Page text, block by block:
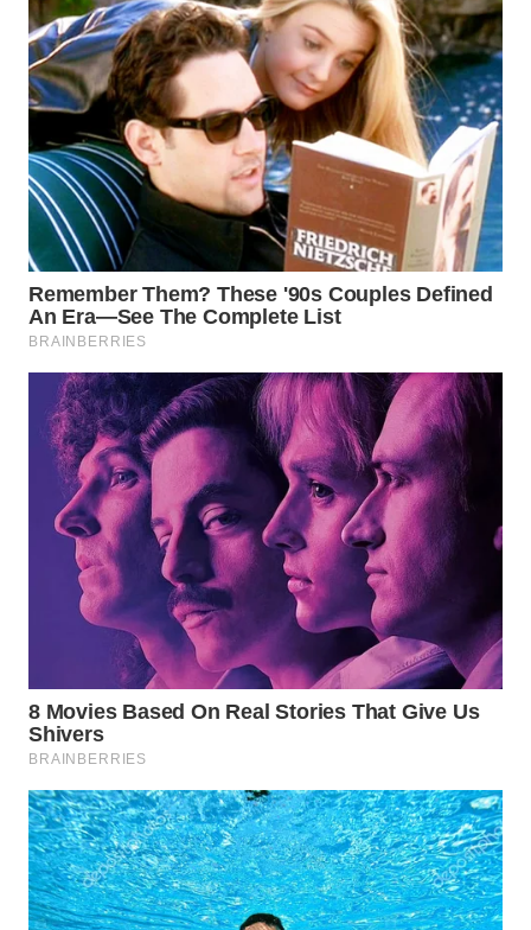
WN
LABUANBAJO
WN
BORNEO
Wahana
Media
Group
WAHANA
NEWS
WAHANA
TANI
WAHANA
ADVOKAT
WAHANA
INFRASTRUKTUR
WAHANA
WAHANA
LISTRIK
WAHANA
TRAVEL